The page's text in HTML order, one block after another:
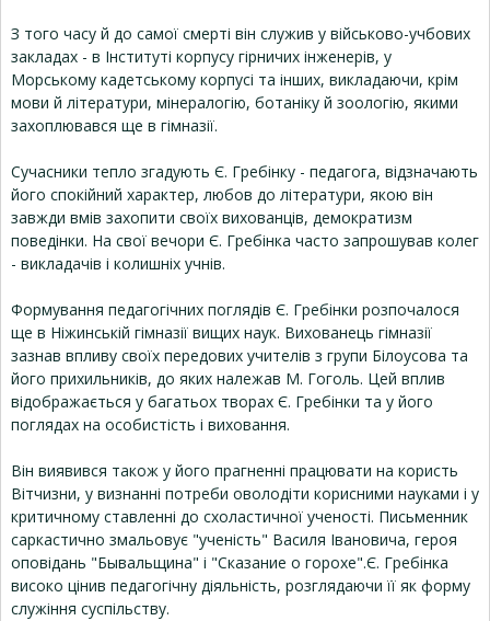
З того часу й до самої смерті він служив у військово-учбових
закладах - в Інституті корпусу гірничих інженерів, у
Морському кадетському корпусі та інших, викладаючи, крім
мови й літератури, мінералогію, ботаніку й зоологію, якими
захоплювався ще в гімназії.
Сучасники тепло згадують Є. Гребінку - педагога, відзначають
його спокійний характер, любов до літератури, якою він
завжди вмів захопити своїх вихованців, демократизм
поведінки. На свої вечори Є. Гребінка часто запрошував колег
- викладачів і колишніх учнів.
Формування педагогічних поглядів Є. Гребінки розпочалося
ще в Ніжинській гімназії вищих наук. Вихованець гімназії
зазнав впливу своїх передових учителів з групи Білоусова та
його прихильників, до яких належав М. Гоголь. Цей вплив
відображається у багатьох творах Є. Гребінки та у його
поглядах на особистість і виховання.
Він виявився також у його прагненні працювати на користь
Вітчизни, у визнанні потреби оволодіти корисними науками і у
критичному ставленні до схоластичної ученості. Письменник
саркастично змальовує "ученість" Василя Івановича, героя
оповідань "Бывальщина" і "Сказание о горохе".Є. Гребінка
високо цінив педагогічну діяльність, розглядаючи її як форму
служіння суспільству.